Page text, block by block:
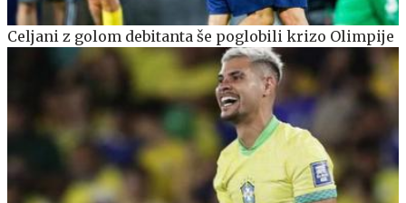
Celjani z golom debitanta še poglobili krizo Olimpije